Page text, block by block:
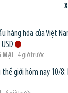
hàng hóa của Việt
MẠI - 4 giờ trước
thế giới hôm nay 10/